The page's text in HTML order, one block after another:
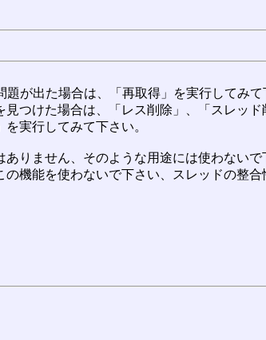
が出た場合は、「再取得」を実行してみて
つけた場合は、「レス削除」、「スレッド
実行してみて下さい。
りません、そのような用途には使わないで
機能を使わないで下さい、スレッドの整合